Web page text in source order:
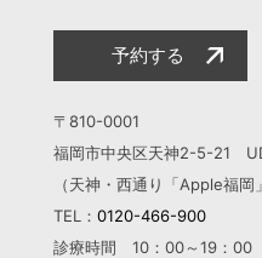
予約する
〒810-0001
福岡市中央区天神2-5-21
（天神・西通り「Apple福岡
TEL： 0120-466-900
診療時間 10：00～19：00